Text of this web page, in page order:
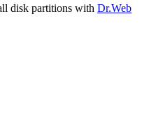
disk partitions with Dr.Web